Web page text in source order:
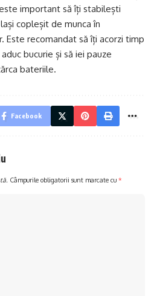
important să îți stabilești
copleșit de munca în
Este recomandat să îți acorzi timp
bucurie și să iei pauze
bateriile.
Facebook
Câmpurile obligatorii sunt marcate cu *